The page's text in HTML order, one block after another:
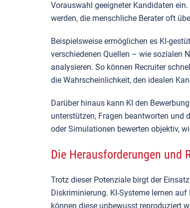
Vorauswahl geeigneter Kandidaten
werden, die menschliche Berater oft
Beispielsweise ermöglichen es KI-
verschiedenen Quellen – wie sozialen
analysieren. So können Recruiter
die Wahrscheinlichkeit, den idealen
Darüber hinaus kann KI den
unterstützen, Fragen beantworten und
oder Simulationen bewerten objektiv,
Die Herausforderungen und
Trotz dieser Potenziale birgt der
Diskriminierung. KI-Systeme lernen
können diese unbewusst reproduziert